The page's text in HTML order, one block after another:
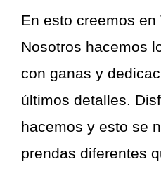
En esto creemos en
Nosotros hacemos
con ganas y
últimos detalles.
hacemos y esto se
prendas diferentes